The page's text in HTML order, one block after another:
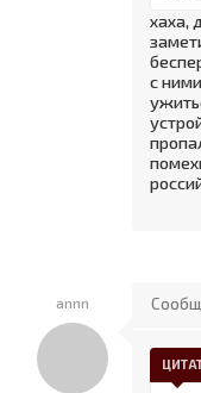
хаха,
с
annn